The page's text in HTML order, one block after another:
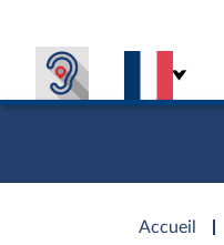
Accueil
d'accueil